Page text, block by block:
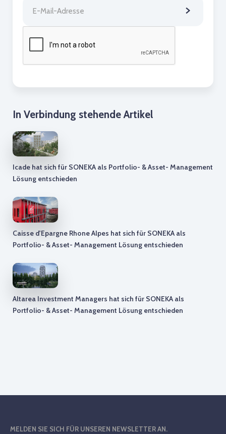
In Verbindung stehende Artikel
Icade hat sich für SONEKA als Portfolio- & Asset- Management
Lösung entschieden
Caisse d'Epargne Rhone Alpes hat sich für SONEKA als
Portfolio- & Asset- Management Lösung entschieden
Altarea Investment Managers hat sich für SONEKA als
Portfolio- & Asset- Management Lösung entschieden
MELDEN SIE SICH FÜR UNSEREN NEWSLETTER AN.